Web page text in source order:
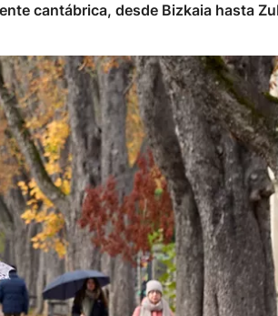
cantábrica, desde Bizkaia hasta